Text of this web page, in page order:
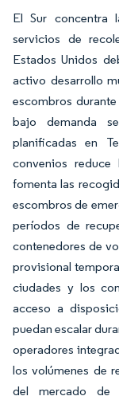
El Sur concentra
servicios de
Estados Unidos
activo desarrollo
escombros
bajo demanda
planificadas en
convenios
fomenta las
escombros de
períodos de
contenedores de
provisional
ciudades y los
acceso a
puedan escalar
operadores
los volúmenes de
del mercado de